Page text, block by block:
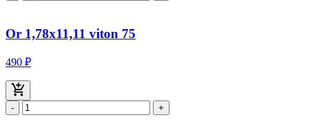
Or 1,78x11,11 viton 75
490 ₽
- +